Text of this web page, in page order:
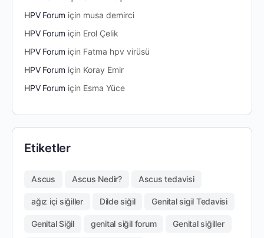
HPV Forum için musa demirci
HPV Forum için Erol Çelik
HPV Forum için Fatma hpv virüsü
HPV Forum için Koray Emir
HPV Forum için Esma Yüce
Etiketler
Ascus Ascus Nedir? Ascus tedavisi
ağız içi siğiller Dilde siğil Genital sigil Tedavisi
Genital Siğil genital siğil forum Genital siğiller